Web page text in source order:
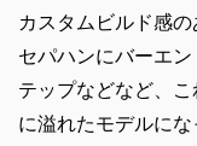
カスタムビルド感
セパハンにバーエ
テップなどなど、
に溢れたモデルにな